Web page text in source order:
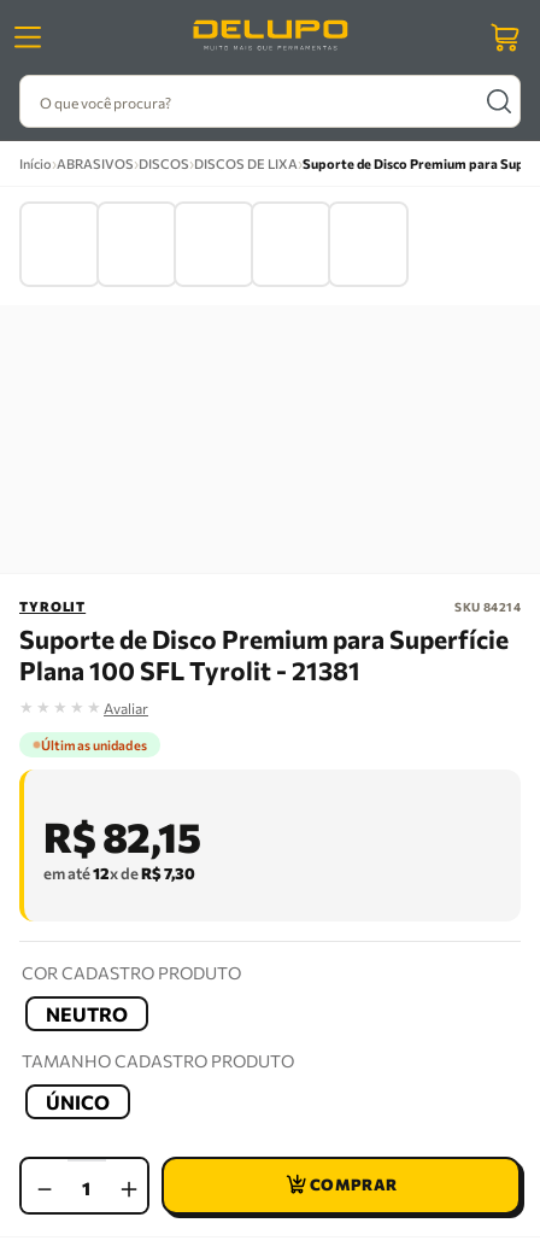
O que você procura?
Início›ABRASIVOS›DISCOS›DISCOS DE LIXA›Suporte de Disco Premium para
TYROLIT SKU 84214
Suporte de Disco Premium para Superfície
Plana 100 SFL Tyrolit - 21381
★ ★ ★ ★ ★ Avaliar
Últimas unidades
R$82,15
em até12x deR$7,30
COR CADASTRO PRODUTO
NEUTRO
TAMANHO CADASTRO PRODUTO
ÚNICO
＋
－